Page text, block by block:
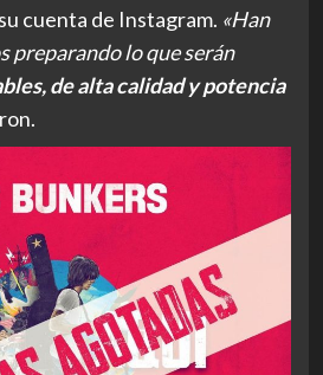
cuenta de Instagram. «Han
preparando lo que serán
de alta calidad y potencia